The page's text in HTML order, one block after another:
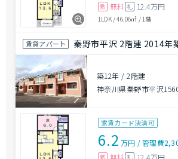
敷 無料 礼 12.4万円
1LDK/46.06㎡ /1階
賃貸アパート 秦野市平沢 2階建 2014年
築12年 /2階建
神奈川県秦野市平沢
家賃カード決済可
6.2 万円 /管理費
敷 無料 礼 12.4万円